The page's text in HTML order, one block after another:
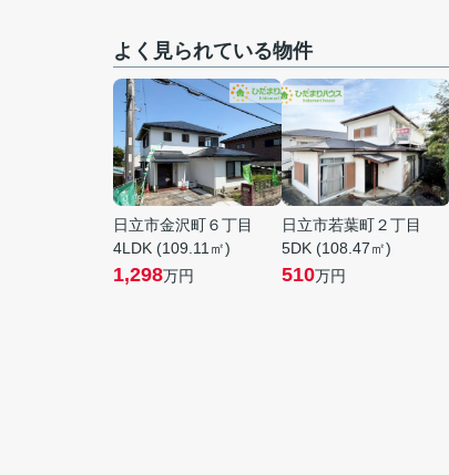
よく見られている物件
日立市金沢町６丁目
4LDK (109.11㎡)
1,298万円
日立市若葉町２丁目
5DK (108.47㎡)
510万円